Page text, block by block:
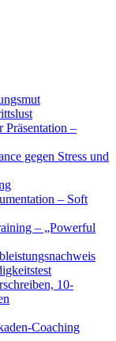
Präsentation –
gegen Stress und
– Soft
– „Powerful
10-
Coaching